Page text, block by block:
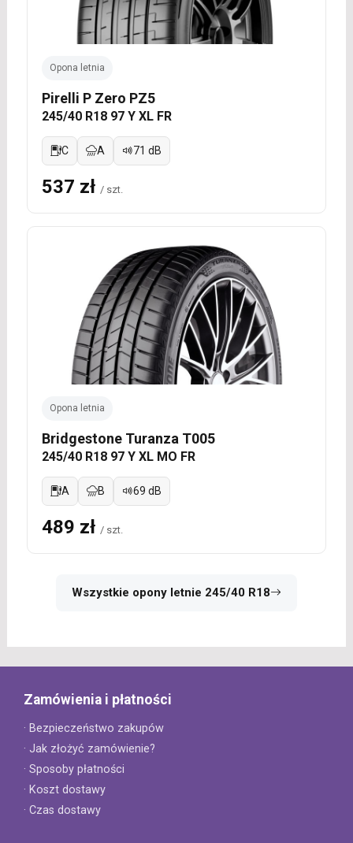
Opona letnia
Pirelli P Zero PZ5
245/40 R18 97 Y XL FR
C A 71 dB
537 zł / szt.
Opona letnia
Bridgestone Turanza T005
245/40 R18 97 Y XL MO FR
A B 69 dB
489 zł / szt.
Wszystkie opony letnie 245/40 R18
Zamówienia i płatności
· Bezpieczeństwo zakupów
· Jak złożyć zamówienie?
· Sposoby płatności
· Koszt dostawy
· Czas dostawy